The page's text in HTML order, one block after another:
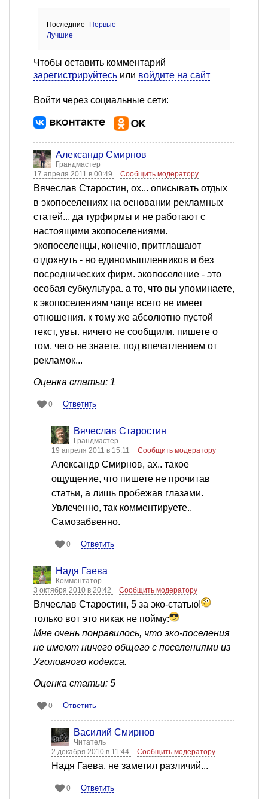
Последние
Первые
Лучшие
Чтобы оставить комментарий
зарегистрируйтесь или войдите на сайт
Войти через социальные сети:
Александр Смирнов
Грандмастер
17 апреля 2011 в 00:49
Сообщить модератору
Вячеслав Старостин, ох... описывать отдых
в экопоселениях на основании рекламных
статей... да турфирмы и не работают с
настоящими экопоселениями.
экопоселенцы, конечно, притглашают
отдохнуть - но единомышленников и без
посреднических фирм. экопоселение - это
особая субкультура. а то, что вы упоминаете,
к экопоселениям чаще всего не имеет
отношения. к тому же абсолютно пустой
текст, увы. ничего не сообщили. пишете о
том, чего не знаете, под впечатлением от
рекламок...
Оценка статьи: 1
0 Ответить
Вячеслав Старостин
Грандмастер
19 апреля 2011 в 15:11
Сообщить модератору
Александр Смирнов, ах.. такое
ощущение, что пишете не прочитав
статьи, а лишь пробежав глазами.
Увлеченно, так комментируете..
Самозабвенно.
0 Ответить
Надя Гаева
Комментатор
3 октября 2010 в 20:42
Сообщить модератору
Вячеслав Старостин, 5 за эко-статью!
только вот это никак не пойму:
Мне очень понравилось, что эко-поселения
не имеют ничего общего с поселениями из
Уголовного кодекса.
Оценка статьи: 5
0 Ответить
Василий Смирнов
Читатель
2 декабря 2010 в 11:44
Сообщить модератору
Надя Гаева, не заметил различий...
0 Ответить